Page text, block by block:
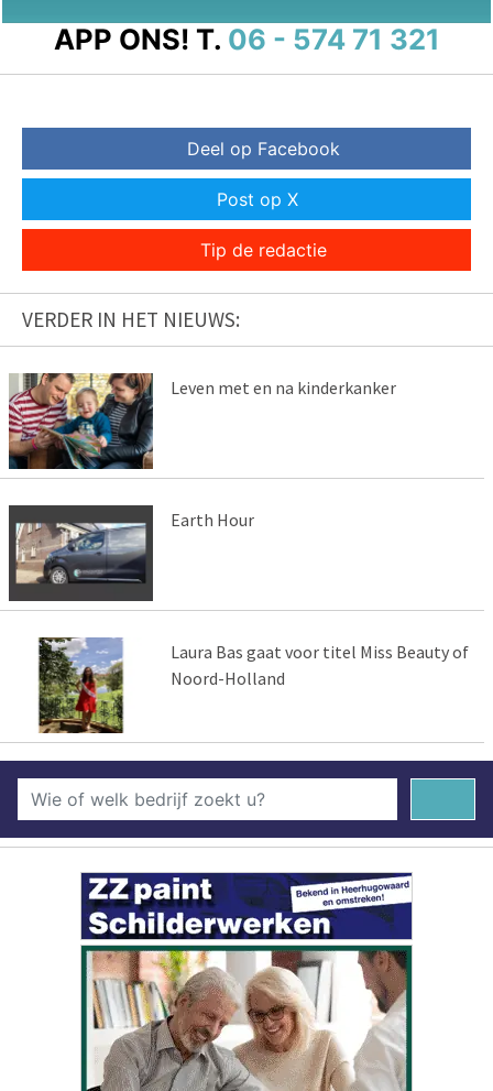
APP ONS! T. 06 - 574 71 321
Deel op Facebook
Post op X
Tip de redactie
VERDER IN HET NIEUWS:
Leven met en na kinderkanker
Earth Hour
Laura Bas gaat voor titel Miss Beauty of
Noord-Holland